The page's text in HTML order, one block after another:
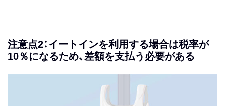
注意点2：イートインを利用する場合は税率が
10％になるため、差額を支払う必要がある